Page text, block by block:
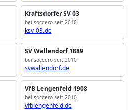
Kraftsdorfer SV 03
bei soccero seit 2010
ksv-03.de
SV Wallendorf 1889
bei soccero seit 2010
svwallendorf.de
VfB Lengenfeld 1908
bei soccero seit 2010
vfblengenfeld.de